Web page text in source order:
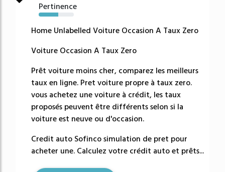
Pertinence
56%
Home Unlabelled Voiture Occasion A Taux Zero
Voiture Occasion A Taux Zero
Prêt voiture moins cher, comparez les meilleurs
taux en ligne. Pret voiture propre à taux zero.
vous achetez une voiture à crédit, les taux
proposés peuvent être différents selon si la
voiture est neuve ou d'occasion.
Credit auto Sofinco simulation de pret pour
acheter une. Calculez votre crédit auto et prêts...